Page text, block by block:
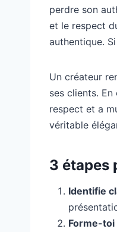
perdre son
et le respect
authentique.
Un créateur
ses clients.
respect et a
véritable
3 étapes
Identifie
Forme-